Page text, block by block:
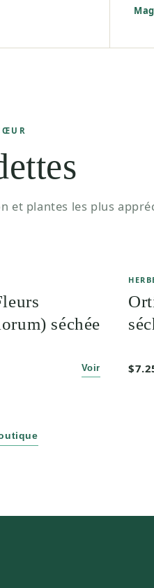
et plantes les plus
séchée
Voir